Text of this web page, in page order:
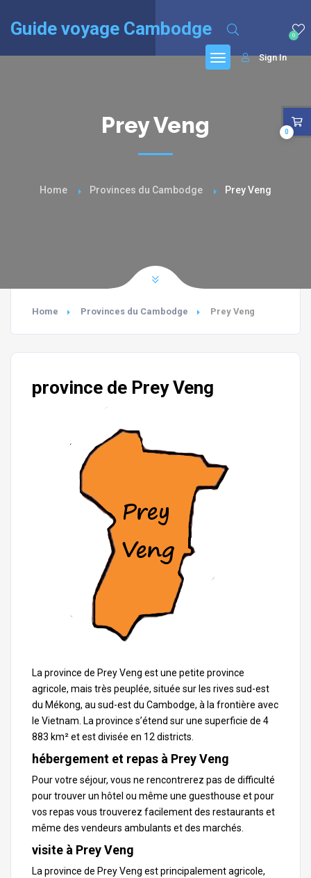
Guide voyage Cambodge 0
Sign In
Prey Veng
Home Provinces du Cambodge Prey Veng
Home Provinces du Cambodge Prey Veng
province de Prey Veng
La province de Prey Veng est une petite province
agricole, mais très peuplée, située sur les rives sud-est
du Mékong, au sud-est du Cambodge, à la frontière avec
le Vietnam. La province s’étend sur une superficie de 4
883 km² et est divisée en 12 districts.
hébergement et repas à Prey Veng
Pour votre séjour, vous ne rencontrerez pas de difficulté
pour trouver un hôtel ou même une guesthouse et pour
vos repas vous trouverez facilement des restaurants et
même des vendeurs ambulants et des marchés.
visite à Prey Veng
La province de Prey Veng est principalement agricole,
0